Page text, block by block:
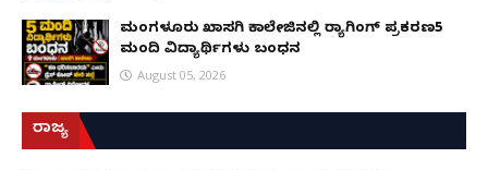
ಮಂಗಳೂರು ಖಾಸಗಿ ಕಾಲೇಜಿನಲ್ಲಿ ರ‌್ಯಾಗಿಂಗ್ ಪ್ರಕರಣ5
ಮಂದಿ ವಿದ್ಯಾರ್ಥಿಗಳು ಬಂಧನ
August 05, 2026
ರಾಜ್ಯ